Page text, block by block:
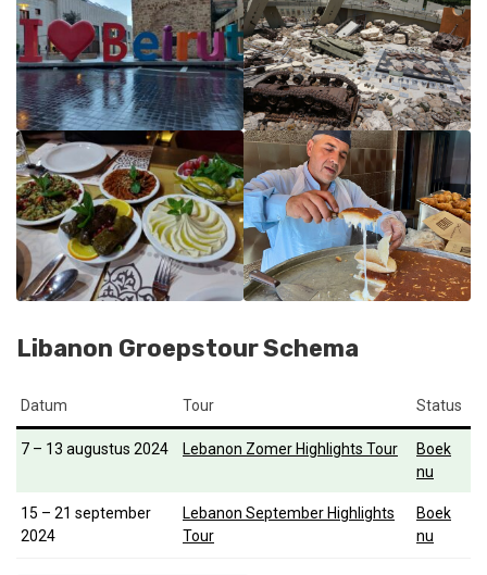
Libanon Groepstour Schema
Datum Tour Status
7 – 13 augustus 2024 Lebanon Zomer Highlights Tour
Boek
nu
15 – 21 september
2024
Lebanon September Highlights
Tour
Boek
nu